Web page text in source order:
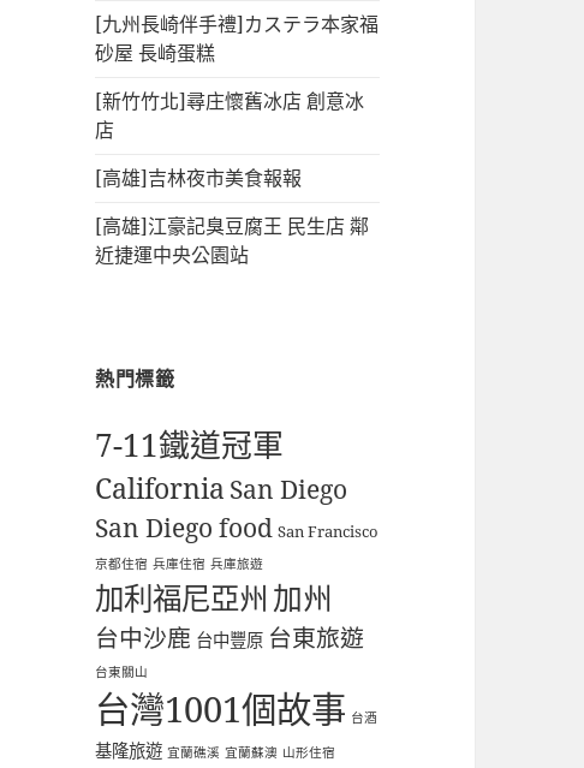
[九州長崎伴手禮]カステラ本家福
砂屋 長崎蛋糕
[新竹竹北]尋庄懷舊冰店 創意冰
店
[高雄]吉林夜市美食報報
[高雄]江豪記臭豆腐王 民生店 鄰
近捷運中央公園站
熱門標籤
7-11鐵道冠軍
California San Diego
San Diego food San Francisco
京都住宿 兵庫住宿 兵庫旅遊
加利福尼亞州 加州
台中沙鹿 台中豐原 台東旅遊
台東關山
台灣1001個故事 台酒
基隆旅遊 宜蘭礁溪 宜蘭蘇澳 山形住宿